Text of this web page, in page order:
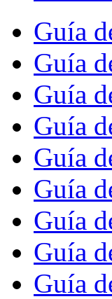
Guía
Guía
Guía
Guía
Guía
Guía
Guía
Guía
Guía